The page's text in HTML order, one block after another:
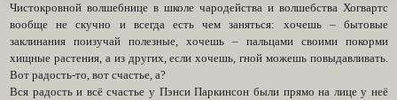
Чистокровной волшебнице в школе чародейства и волшебства Хогвартс
вообще не скучно и всегда есть чем заняться: хочешь – бытовые
заклинания поизучай полезные, хочешь – пальцами своими покорми
хищные растения, а из других, если хочешь, гной можешь повыдавливать.
Вот радость-то, вот счастье, а?
Вся радость и всё счастье у Пэнси Паркинсон были прямо на лице у неё